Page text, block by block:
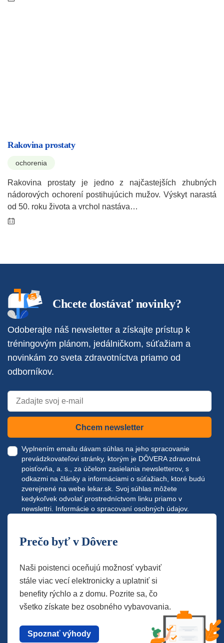
Rakovina prostaty
ochorenia
Rakovina prostaty je jedno z najčastejších zhubných
nádorových ochorení postihujúcich mužov. Výskyt narastá
od 50. roku života a vrchol nastáva…
Chcete dostávať novinky?
Odoberajte náš newsletter a získajte prístup k
tréningovým plánom, jedálničkom, súťažiam a
novinkám zo sveta zdravotníctva priamo od
odborníkov.
Chcem newsletter
Vyplnením emailu dávam súhlas na jeho spracovanie
prevádzkovateľovi stránky, ktorým je DÔVERA zdravotná
poisťovňa, a. s., za účelom zasielania newsletterov, s
odkazmi na články a informáciami o súťažiach, ktoré budú
zverejnené na webe lekar.sk. Svoj súhlas môžete
kedykoľvek odvolať prostredníctvom linku priamo v
newslettri. Informácie o spracovaní osobných údajov.
Prečo byť v Dôvere
Naši poistenci oceňujú možnosť vybaviť
stále viac vecí elektronicky a uplatniť si
benefity rýchlo a z domu. Pozrite sa, čo
všetko získate bez osobného vybavovania.
Spoznať výhody